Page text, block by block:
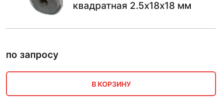
квадратная 2.5х18х18 мм
по запросу
В КОРЗИНУ